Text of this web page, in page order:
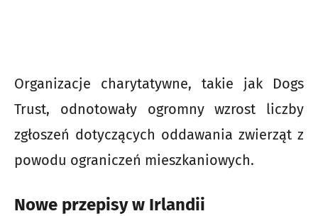
Organizacje charytatywne, takie jak Dogs
Trust, odnotowały ogromny wzrost liczby
zgłoszeń dotyczących oddawania zwierząt z
powodu ograniczeń mieszkaniowych.
Nowe przepisy w Irlandii